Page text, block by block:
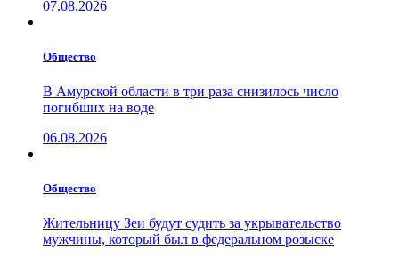
07.08.2026
Общество
В Амурской области в три раза снизилось число
погибших на воде
06.08.2026
Общество
Жительницу Зеи будут судить за укрывательство
мужчины, который был в федеральном розыске